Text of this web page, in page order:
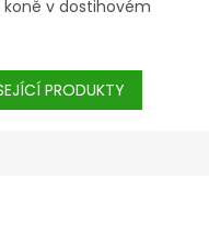
koně v dostihovém
PRODUKTY